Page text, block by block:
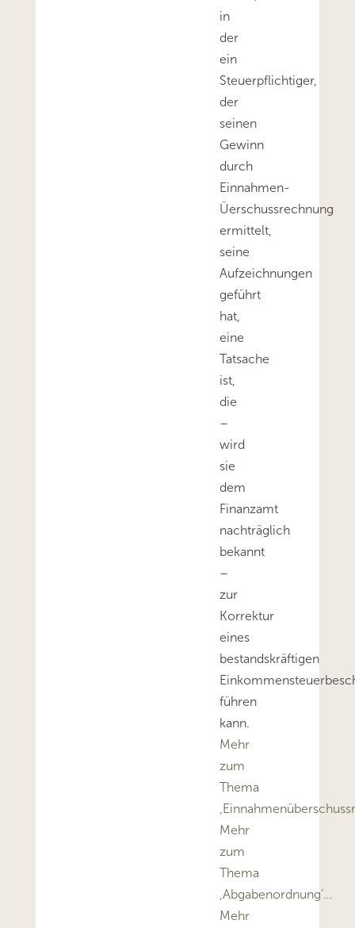
in
der
ein
Steuerpflichtiger,
der
seinen
Gewinn
durch
Einnahmen-
Üerschussrechnung
ermittelt,
seine
Aufzeichnungen
geführt
hat,
eine
Tatsache
ist,
die
–
wird
sie
dem
Finanzamt
nachträglich
bekannt
–
zur
Korrektur
eines
bestandskräftigen
führen
kann.
Mehr
zum
Thema
Mehr
zum
Thema
‚Abgabenordnung’…
Mehr